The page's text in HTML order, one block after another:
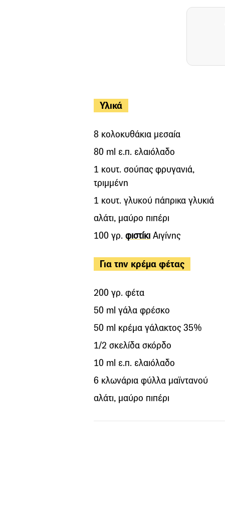
Υλικά
8 κολοκυθάκια μεσαία
80 ml ε.π. ελαιόλαδο
1 κουτ. σούπας φρυγανιά,
τριμμένη
1 κουτ. γλυκού πάπρικα γλυκιά
αλάτι, μαύρο πιπέρι
100 γρ. φιστίκι Αιγίνης
Για την κρέμα φέτας
200 γρ. φέτα
50 ml γάλα φρέσκο
50 ml κρέμα γάλακτος 35%
1/2 σκελίδα σκόρδο
10 ml ε.π. ελαιόλαδο
6 κλωνάρια φύλλα μαϊντανού
αλάτι, μαύρο πιπέρι